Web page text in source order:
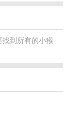
到所有的小猴